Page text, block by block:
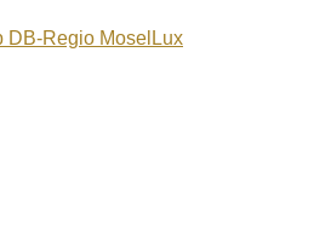
DB-Regio MoselLux